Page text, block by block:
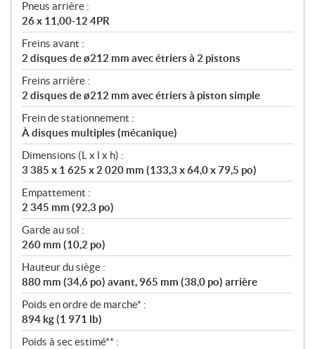
Pneus arrière :
26 x 11,00-12 4PR
Freins avant :
2 disques de ø212 mm avec étriers à 2 pistons
Freins arrière :
2 disques de ø212 mm avec étriers à piston simple
Frein de stationnement :
À disques multiples (mécanique)
Dimensions (L x l x h) :
3 385 x 1 625 x 2 020 mm (133,3 x 64,0 x 79,5 po)
Empattement :
2 345 mm (92,3 po)
Garde au sol :
260 mm (10,2 po)
Hauteur du siège :
880 mm (34,6 po) avant, 965 mm (38,0 po) arrière
Poids en ordre de marche* :
894 kg (1 971 lb)
Poids à sec estimé** :